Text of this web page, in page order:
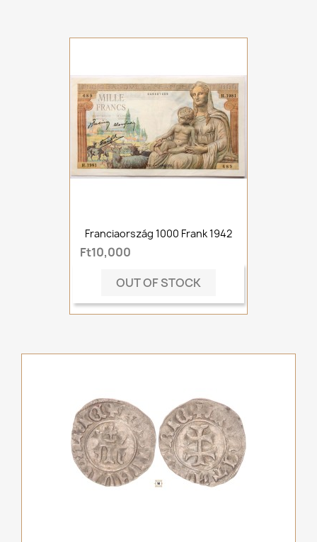
Franciaország 1000 Frank 1942
Ft10,000
OUT OF STOCK